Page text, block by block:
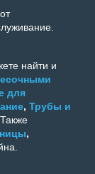
найти и
для
, Трубы и
Также
,